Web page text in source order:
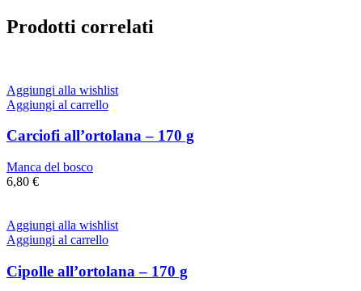
Prodotti correlati
Aggiungi alla wishlist
Aggiungi al carrello
Carciofi all’ortolana – 170 g
Manca del bosco
6,80 €
Aggiungi alla wishlist
Aggiungi al carrello
Cipolle all’ortolana – 170 g